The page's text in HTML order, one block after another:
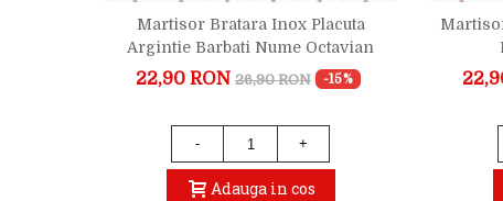
Martisor Bratara Inox Placuta
Argintie Barbati Nume Octavian
22,90 RON 26,90 RON -15%
- +
Adauga in cos